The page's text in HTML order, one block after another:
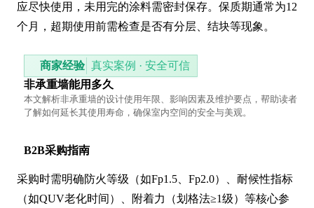
应尽快使用，未用完的涂料需密封保存。保质期通常为12
个月，超期使用前需检查是否有分层、结块等现象。
商家经验 真实案例 · 安全可信
非承重墙能用多久
本文解析非承重墙的设计使用年限、影响因素及维护要点，帮助读者
了解如何延长其使用寿命，确保室内空间的安全与美观。
B2B采购指南
采购时需明确防火等级（如Fp1.5、Fp2.0）、耐候性指标
（如QUV老化时间）、附着力（划格法≥1级）等核心参